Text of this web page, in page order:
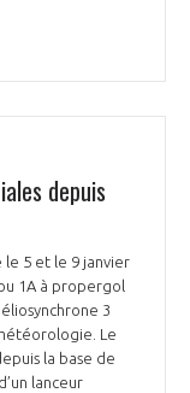
depuis
le 5 et le 9 janvier
1A à propergol
3
Le
la base de
lanceur